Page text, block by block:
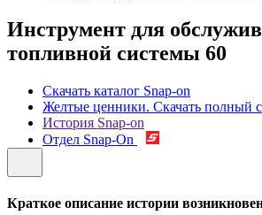
Инструмент для
топливной системы 60
Скачать каталог Snap-on
Желтые ценники. Скачать полный
История Snap-on
Отдел Snap-On
Краткое описание истории